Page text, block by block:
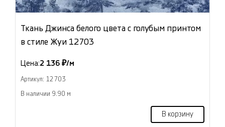
Ткань Джинса белого цвета с голубым принтом
в стиле Жуи 12703
Цена:2 136 ₽/м
Артикул: 12703
В наличии 9.90 м
В корзину